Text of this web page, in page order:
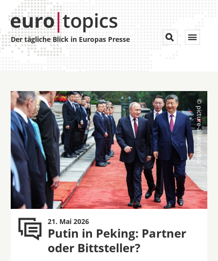
Der tägliche Blick in Europas Presse Toggle


21. Mai 2026
Putin in Peking: Partner
oder Bittsteller?